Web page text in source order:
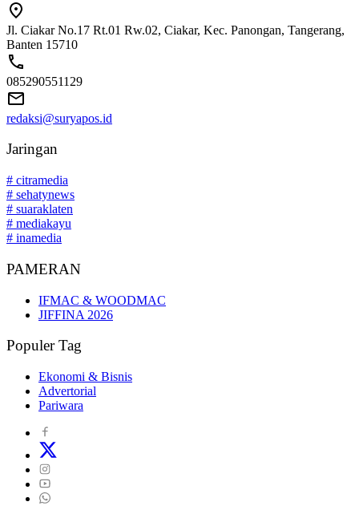
Jl. Ciakar No.17 Rt.01 Rw.02, Ciakar, Kec. Panongan, Tangerang,
Banten 15710
085290551129
redaksi@suryapos.id
Jaringan
# citramedia
# sehatynews
# suaraklaten
# mediakayu
# inamedia
PAMERAN
IFMAC & WOODMAC
JIFFINA 2026
Populer Tag
Ekonomi & Bisnis
Advertorial
Pariwara